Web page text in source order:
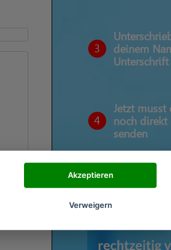
3
deinem
4
Jetzt musst
noch direkt
senden
Akzeptieren
Verweigern